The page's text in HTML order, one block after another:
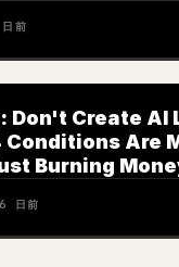
前
Don't Create AI
Conditions Are
Burning
6 日前